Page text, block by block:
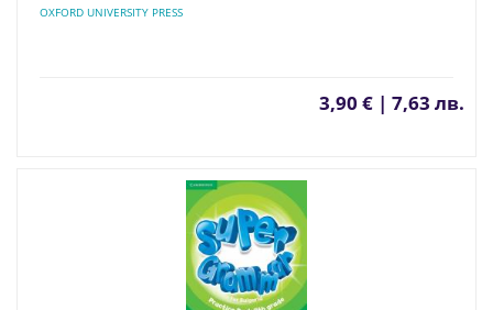
OXFORD UNIVERSITY PRESS
3,90 € | 7,63 лв.